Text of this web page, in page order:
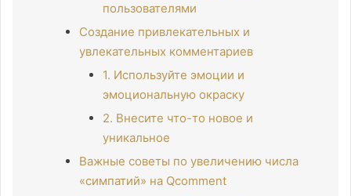
пользователями
Создание привлекательных и
увлекательных комментариев
1. Используйте эмоции и
эмоциональную окраску
2. Внесите что-то новое и
уникальное
Важные советы по увеличению числа
«симпатий» на Qcomment